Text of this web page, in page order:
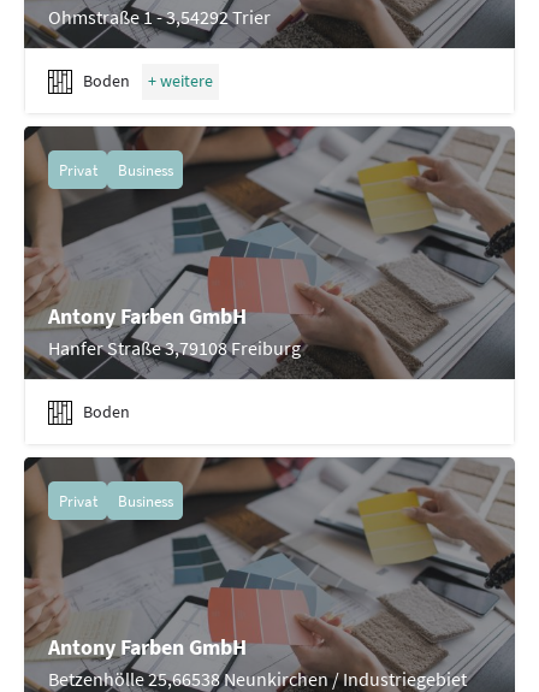
Ohmstraße 1 - 3,54292 Trier
Boden
Antony Farben GmbH
Hanfer Straße 3,79108 Freiburg
Privat Business
Boden
Antony Farben GmbH
Betzenhölle 25,66538 Neunkirchen / Industriegebiet
Privat Business